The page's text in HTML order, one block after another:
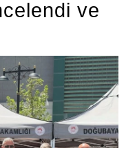
ve